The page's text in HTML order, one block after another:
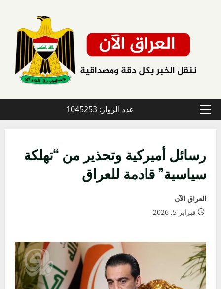
القائمة
عدد الزوار: 1045253
رسائل أميركية وتحذير من “تهلكة
سياسية” قادمة للعراق
العراق الآن
فبراير 5, 2026